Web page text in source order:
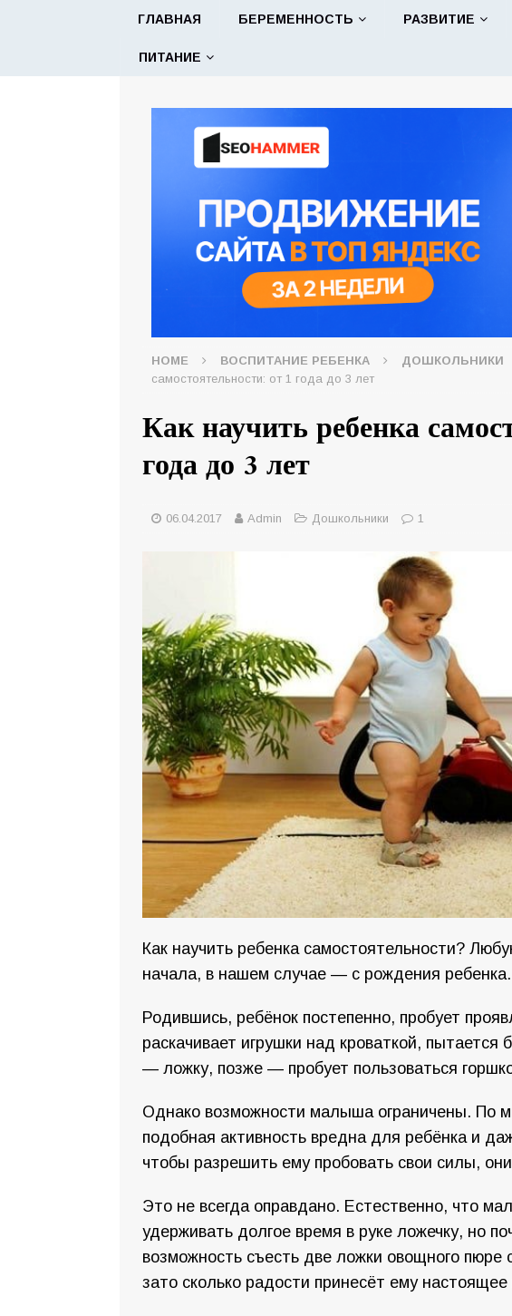
ГЛАВНАЯ БЕРЕМЕННОСТЬ РАЗВИТИЕ
ПИТАНИЕ
HOME ВОСПИТАНИЕ РЕБЕНКА ДОШКОЛЬНИКИ
самостоятельности: от 1 года до 3 лет
Как научить ребенка
года до 3 лет
06.04.2017 Admin Дошкольники 1
Как научить ребенка самостоятельности?
начала, в нашем случае — с рождения ребенка.
Родившись, ребёнок постепенно, пробует
раскачивает игрушки над кроваткой, пытается
— ложку, позже — пробует пользоваться
Однако возможности малыша ограничены. По
подобная активность вредна для ребёнка и
чтобы разрешить ему пробовать свои силы,
Это не всегда оправдано. Естественно, что
удерживать долгое время в руке ложечку, но
возможность съесть две ложки овощного пюре
зато сколько радости принесёт ему